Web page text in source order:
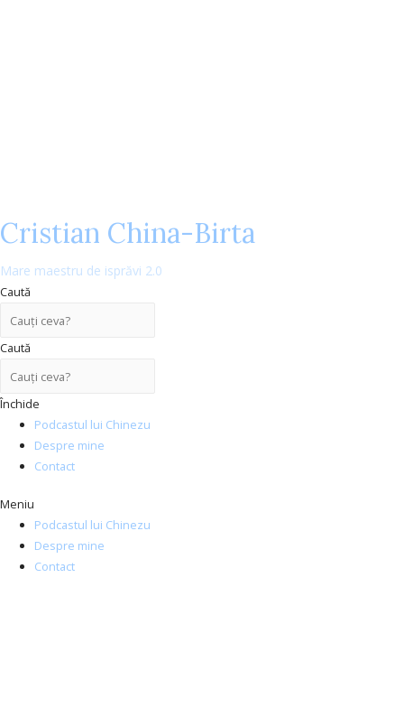
Cristian China-Birta
Mare maestru de isprăvi 2.0
Caută
Caută
Închide
Podcastul lui Chinezu
Despre mine
Contact
Meniu
Podcastul lui Chinezu
Despre mine
Contact